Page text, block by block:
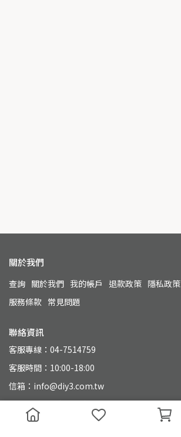
關於我們
查詢 關於我們 我的帳戶 退款政策 隱私政策
服務條款 常見問題
聯絡資訊
客服專線：04-7514759
客服時間：10:00-18:00
信箱：info@diy3.com.tw
地址：500 彰化縣彰化市永興街110號
統一編號：90804649